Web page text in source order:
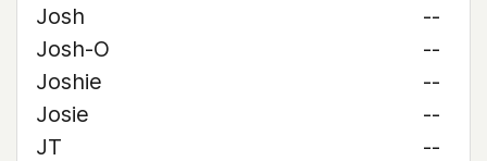
Josh
--
Josh-O
--
Joshie
--
Josie
--
JT
--